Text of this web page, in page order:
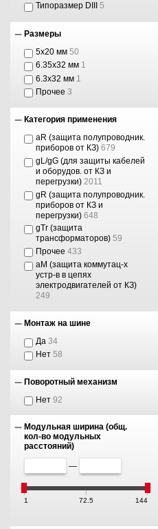
Типоразмер DIII 5
Размеры
5х20 мм 50
6.35х32 мм 1
6.3х32 мм 1
Прочее 3
Категория применения
aR (защита полупроводник.
приборов от КЗ) 679
gL/gG (для защиты кабелей
и оборудов. от КЗ и
перегрузки) 2011
gR (защита полупроводник.
приборов от КЗ и
перегрузки) 648
gTr (защита
трансформаторов) 59
Прочее 433
аМ (защита коммутац-х
устр-в в цепях
электродвигателей от КЗ)
249
Монтаж на шине
Да 34
Нет 58
Поворотный механизм
Нет 92
Модульная ширина (общ.
кол-во модульных
расстояний)
—
1 72.5 144